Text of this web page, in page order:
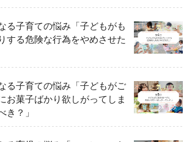
る子育ての悩み「子どもがも
する危険な行為をやめさせた
る子育ての悩み「子どもがご
お菓子ばかり欲しがってしま
き？」